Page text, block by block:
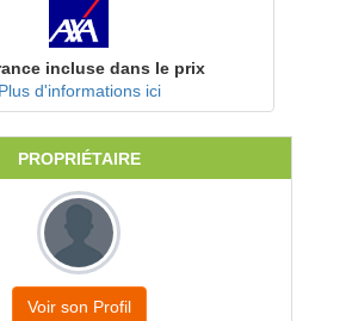
incluse dans le prix
Plus d'informations ici
PROPRIÉTAIRE
Voir son Profil